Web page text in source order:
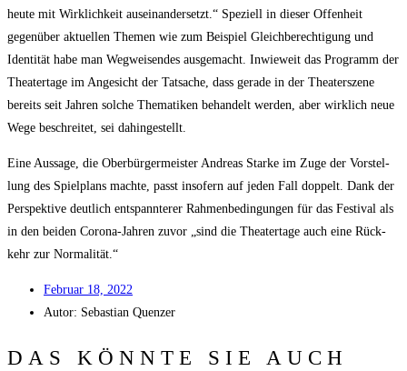
heu­te mit Wirk­lich­keit aus­ein­an­der­setzt.“ Spe­zi­ell in die­ser Offen­heit
gegen­über aktu­el­len The­men wie zum Bei­spiel Gleich­be­rech­ti­gung und
Iden­ti­tät habe man Weg­wei­sen­des aus­ge­macht. Inwie­weit das Pro­gramm der
Thea­ter­ta­ge im Ange­sicht der Tat­sa­che, dass gera­de in der Thea­ter­sze­ne
bereits seit Jah­ren sol­che The­ma­ti­ken behan­delt wer­den, aber wirk­lich neue
Wege beschrei­tet, sei dahingestellt.
Eine Aus­sa­ge, die Ober­bür­ger­meis­ter Andre­as Star­ke im Zuge der Vor­stel­
lung des Spiel­plans mach­te, passt inso­fern auf jeden Fall dop­pelt. Dank der
Per­spek­ti­ve deut­lich ent­spann­te­rer Rah­men­be­din­gun­gen für das Fes­ti­val als
in den bei­den Coro­na-Jah­ren zuvor „sind die Thea­ter­ta­ge auch eine Rück­
kehr zur Normalität.“
Febru­ar 18, 2022
Autor: Sebas­ti­an Quenzer
DAS KÖNNTE SIE AUCH